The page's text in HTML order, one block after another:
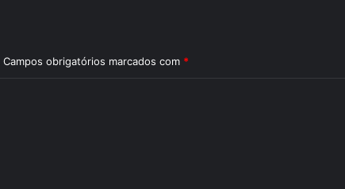
Campos obrigatórios marcados com *